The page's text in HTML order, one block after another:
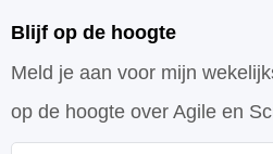
Blijf op de hoogte
Meld je aan voor mijn
op de hoogte over Agile en